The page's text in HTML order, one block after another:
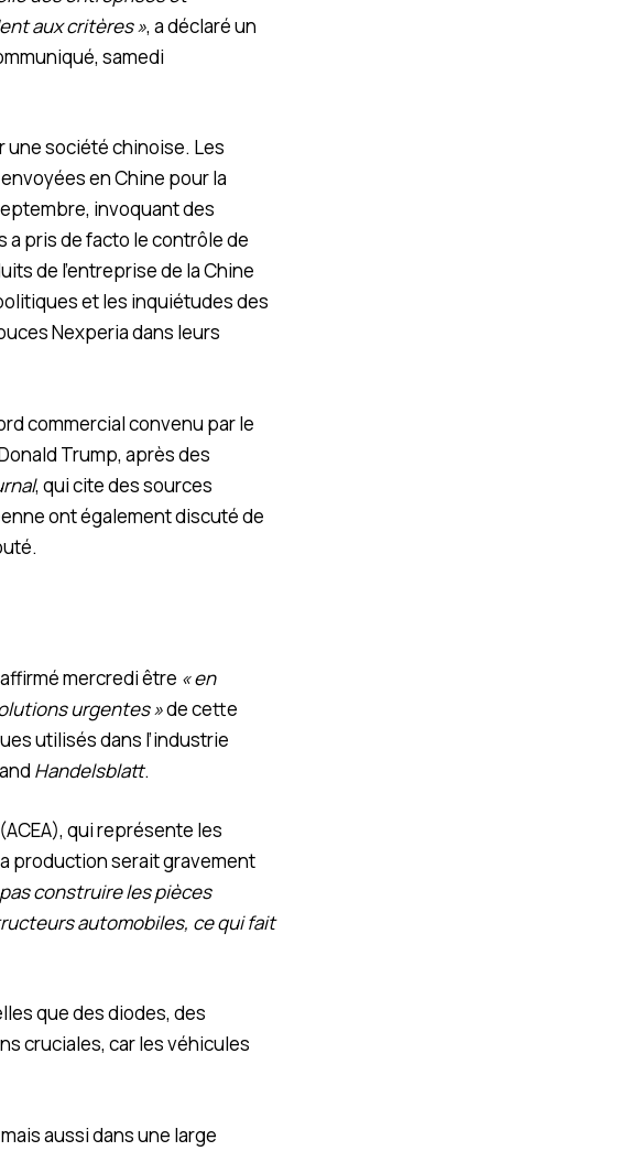
aux critères », a déclaré un
samedi
une société chinoise. Les
en Chine pour la
invoquant des
pris de facto le contrôle de
de l’entreprise de la Chine
et les inquiétudes des
Nexperia dans leurs
commercial convenu par le
Trump, après des
, qui cite des sources
ont également discuté de
mercredi être « en
urgentes »de cette
utilisés dans l’industrie
Handelsblatt.
qui représente les
production serait gravement
construire les pièces
automobiles, ce qui fait
que des diodes, des
cruciales, car les véhicules
aussi dans une large